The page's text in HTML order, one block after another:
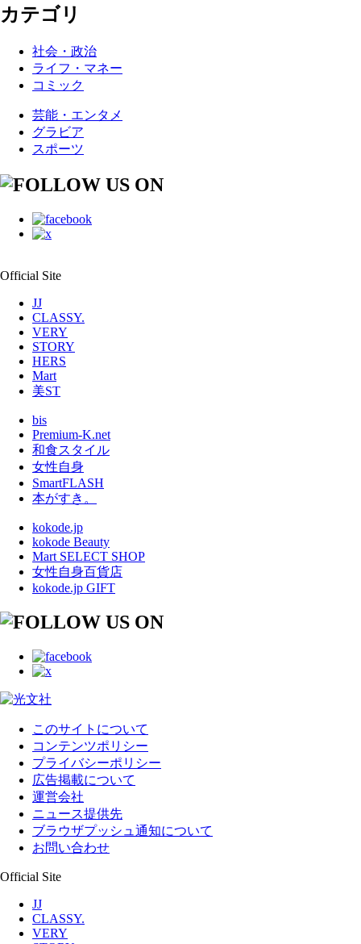
カテゴリ
社会・政治
ライフ・マネー
コミック
芸能・エンタメ
グラビア
スポーツ
Official Site
JJ
CLASSY.
VERY
STORY
HERS
Mart
美ST
bis
Premium-K.net
和食スタイル
女性自身
SmartFLASH
本がすき。
kokode.jp
kokode Beauty
Mart SELECT SHOP
女性自身百貨店
kokode.jp GIFT
このサイトについて
コンテンツポリシー
プライバシーポリシー
広告掲載について
運営会社
ニュース提供先
ブラウザプッシュ通知について
お問い合わせ
Official Site
JJ
CLASSY.
VERY